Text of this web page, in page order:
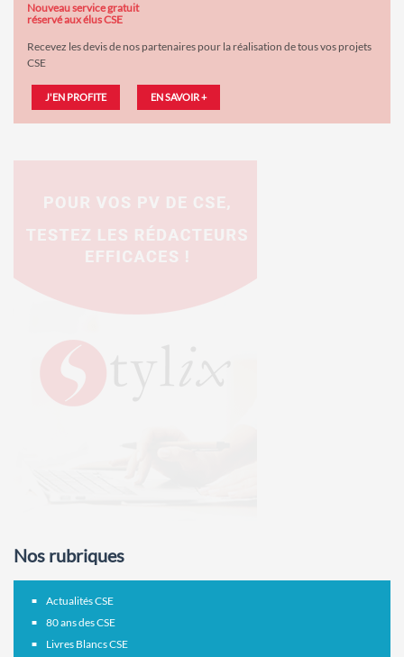
Nouveau service gratuit
réservé aux élus CSE
Recevez les devis de nos partenaires pour la réalisation de tous vos projets
CSE
J'EN PROFITE EN SAVOIR +
Nos rubriques
Actualités CSE
80 ans des CSE
Livres Blancs CSE